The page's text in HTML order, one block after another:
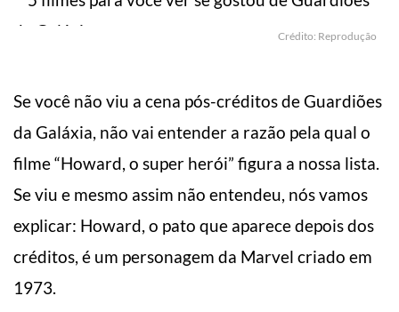
Crédito: Reprodução
Se você não viu a cena pós-créditos de Guardiões
da Galáxia, não vai entender a razão pela qual o
filme “Howard, o super herói” figura a nossa lista.
Se viu e mesmo assim não entendeu, nós vamos
explicar: Howard, o pato que aparece depois dos
créditos, é um personagem da Marvel criado em
1973.